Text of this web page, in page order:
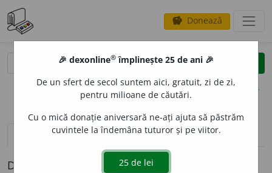
savings Donează
clear
opțiuni
definiții (1) pronunțievolume_up (1)
Definiția cu ID-ul 1153903:
🎉 dexonline® împlinește 25 de ani 🎉
De un sfert de secol suntem aici, gratuit, zi de zi,
pentru milioane de căutări.
Cu o mică donație aniversară ne-ați ajuta să păstrăm
cuvintele la îndemâna tuturor și pe viitor.